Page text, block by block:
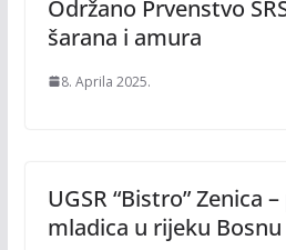
Održano Prvenstvo
šarana i amura
8. Aprila 2025.
UGSR “Bistro” Zenica
mladica u rijeku Bosnu